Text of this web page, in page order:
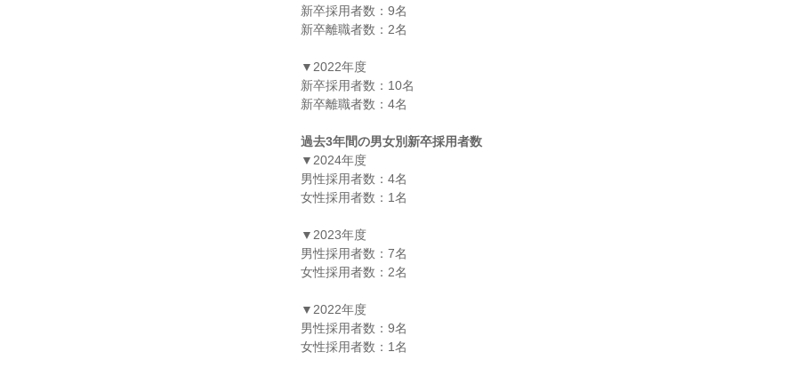
新卒採用者数：9名
新卒離職者数：2名
▼2022年度
新卒採用者数：10名
新卒離職者数：4名
過去3年間の男女別新卒採用者数
▼2024年度
男性採用者数：4名
女性採用者数：1名
▼2023年度
男性採用者数：7名
女性採用者数：2名
▼2022年度
男性採用者数：9名
女性採用者数：1名